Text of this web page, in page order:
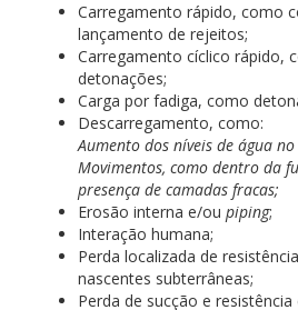
Carregamento rápido, como
lançamento de rejeitos;
Carregamento cíclico rápido,
detonações;
Carga por fadiga, como
Descarregamento, como:
Aumento dos níveis de água
Movimentos, como dentro da
presença de camadas fracas;
Erosão interna e/ou piping;
Interação humana;
Perda localizada de
nascentes subterrâneas;
Perda de sucção e